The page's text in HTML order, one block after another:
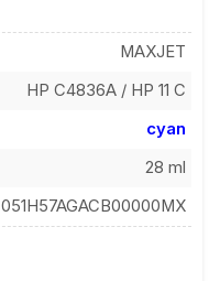
MAXJET
HP C4836A / HP 11 C
cyan
28 ml
051H57AGACB00000MX